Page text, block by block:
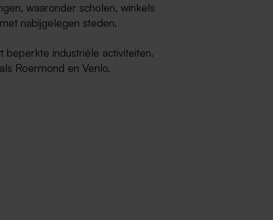
waaronder scholen, winkels
nabijgelegen steden.
industriële activiteiten.
Roermond en Venlo.